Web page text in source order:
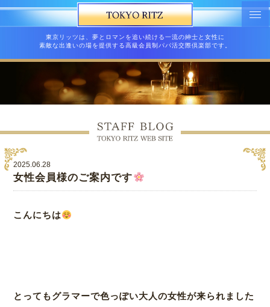
東京リッツは、夢とロマンを追い続ける一流の紳士と女性に
素敵な出逢いの場を提供する高級会員制パパ活交際倶楽部です。
2025.06.28
女性会員様のご案内です
こんにちは
とってもグラマーで色っぽい大人の女性が来られました